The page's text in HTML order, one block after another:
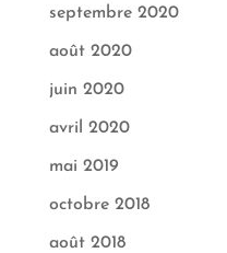
septembre 2020
août 2020
juin 2020
avril 2020
mai 2019
octobre 2018
août 2018